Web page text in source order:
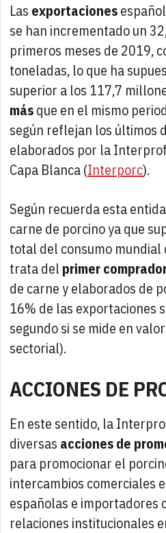
Las exportaciones
se han incrementado un
primeros meses de 2019,
toneladas, lo que ha
superior a los 117,7
másque en el mismo
según reflejan los últimos
elaborados por la
Capa Blanca (Interporc).
Según recuerda esta
carne de porcino ya que
total del consumo mundial
trata del primer
de carne y elaborados de
16% de las exportaciones
segundo si se mide en
sectorial).
ACCIONES DE
En este sentido, la
diversas acciones de
para promocionar el
intercambios comerciales
españolas e importadores
relaciones institucionales